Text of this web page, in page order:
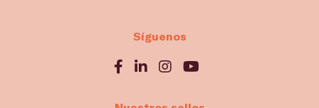
Síguenos